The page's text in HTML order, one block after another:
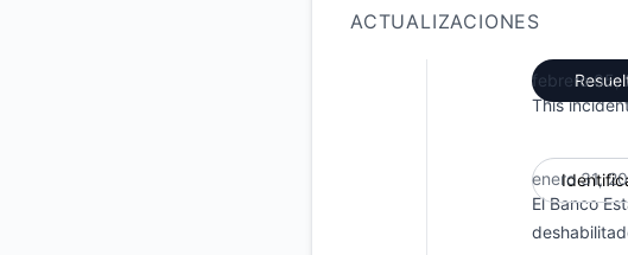
ACTUALIZACIONES
febrero 05,
This
enero 31,
El Banco